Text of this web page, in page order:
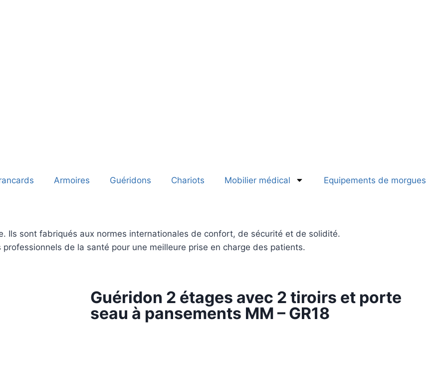
Armoires Guéridons Chariots Mobilier médical Equipements de morgues
Ils sont fabriqués aux normes internationales de confort, de sécurité et de solidité.
de la santé pour une meilleure prise en charge des patients.
Guéridon 2 étages avec 2 tiroirs et porte
seau à pansements MM – GR18